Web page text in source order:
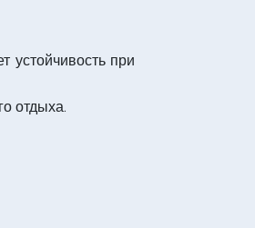
устойчивость при
отдыха.